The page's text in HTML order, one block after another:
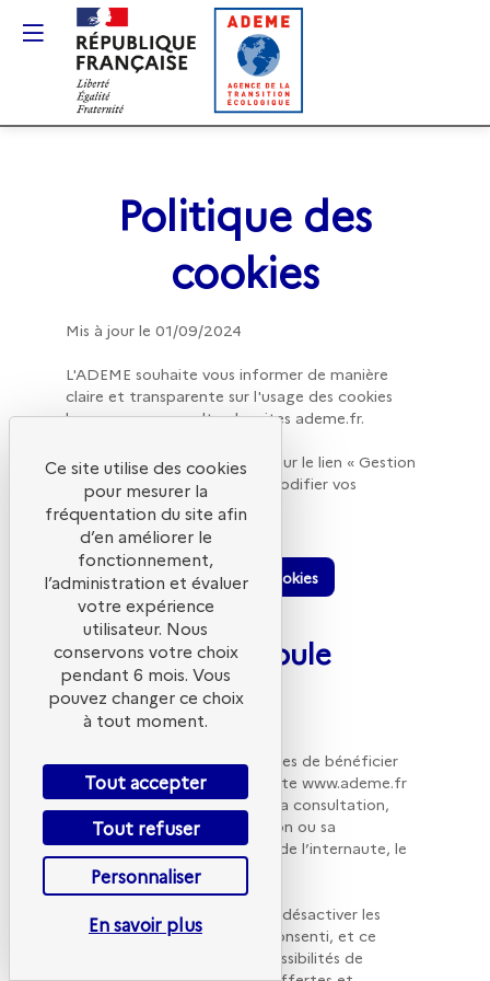
Politique des
cookies
Mis à jour le 01/09/2024
L'ADEME souhaite vous informer de manière
claire et transparente sur l'usage des cookies
À tout moment, en cliquant sur le lien « Gestion
des cookies », vous pouvez modifier vos
préférences.
Gestion des cookies
1. Préambule
Pour permettre aux internautes de bénéficier
des services proposés par le site www.ademe.fr
(ci-après le « Site ») tels que sa consultation,
l’optimisation de son utilisation ou sa
personnalisation en fonction de l’internaute, le
Site utilise des cookies.
Vous pouvez à tout moment désactiver les
cookies auxquels vous avez consenti, et ce
gratuitement, à partir des possibilités de
Gestion des cookies
Ce site utilise des cookies
pour mesurer la
fréquentation du site afin
d’en améliorer le
fonctionnement,
l’administration et évaluer
votre expérience
utilisateur. Nous
conservons votre choix
pendant 6 mois. Vous
pouvez changer ce choix
à tout moment.
Tout accepter
Tout refuser
Personnaliser
En savoir plus